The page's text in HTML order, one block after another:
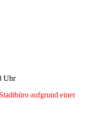
Uhr
aufgrund einer